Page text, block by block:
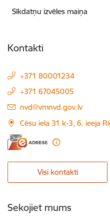
Sīkdatņu izvēles maiņa
Kontakti
+371 80001234
+371 67045005
E-pasts:
nvd@vmnvd.gov.lv
Cēsu iela 31 k-3, 6. ieeja
Visi kontakti
Sekojiet mums